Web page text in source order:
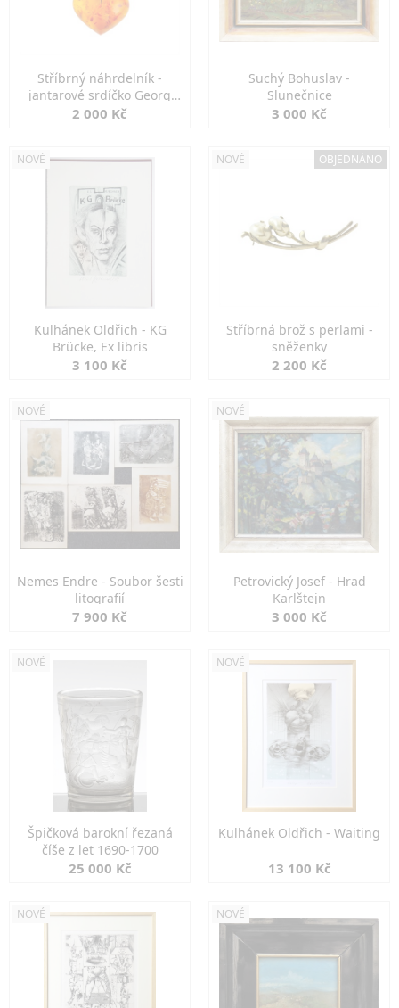
Stříbrný náhrdelník -
jantarové srdíčko Georg
Kramer
2 000 Kč
Suchý Bohuslav -
Slunečnice
3 000 Kč
NOVÉ
Kulhánek Oldřich - KG
Brücke, Ex libris
3 100 Kč
NOVÉ OBJEDNÁNO
Stříbrná brož s perlami -
sněženky
2 200 Kč
NOVÉ
Nemes Endre - Soubor šesti
litografií
7 900 Kč
NOVÉ
Petrovický Josef - Hrad
Karlštejn
3 000 Kč
NOVÉ
Špičková barokní řezaná
číše z let 1690-1700
25 000 Kč
NOVÉ
Kulhánek Oldřich - Waiting
13 100 Kč
NOVÉ NOVÉ